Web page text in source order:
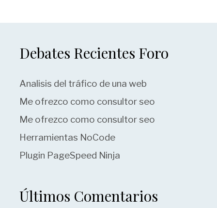
Debates Recientes Foro
Analisis del tráfico de una web
Me ofrezco como consultor seo
Me ofrezco como consultor seo
Herramientas NoCode
Plugin PageSpeed Ninja
Últimos Comentarios